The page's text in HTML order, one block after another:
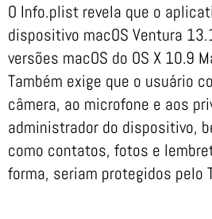
O Info.plist revela que o
dispositivo macOS Ventura
versões macOS do OS X 10.9
Também exige que o usuário
câmera, ao microfone e aos
administrador do dispositivo,
como contatos, fotos e
forma, seriam protegidos pelo